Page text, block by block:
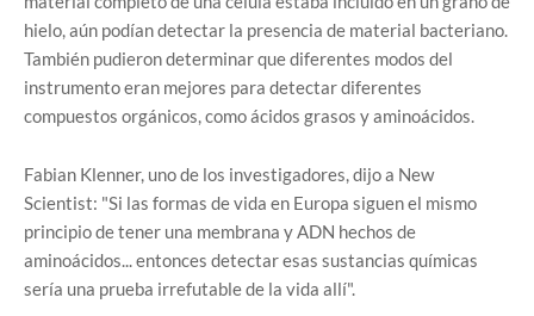
hielo, aún podían detectar la presencia de material bacteriano.
También pudieron determinar que diferentes modos del
instrumento eran mejores para detectar diferentes
compuestos orgánicos, como ácidos grasos y aminoácidos.
Fabian Klenner, uno de los investigadores, dijo a New
Scientist: "Si las formas de vida en Europa siguen el mismo
principio de tener una membrana y ADN hechos de
aminoácidos... entonces detectar esas sustancias químicas
sería una prueba irrefutable de la vida allí".